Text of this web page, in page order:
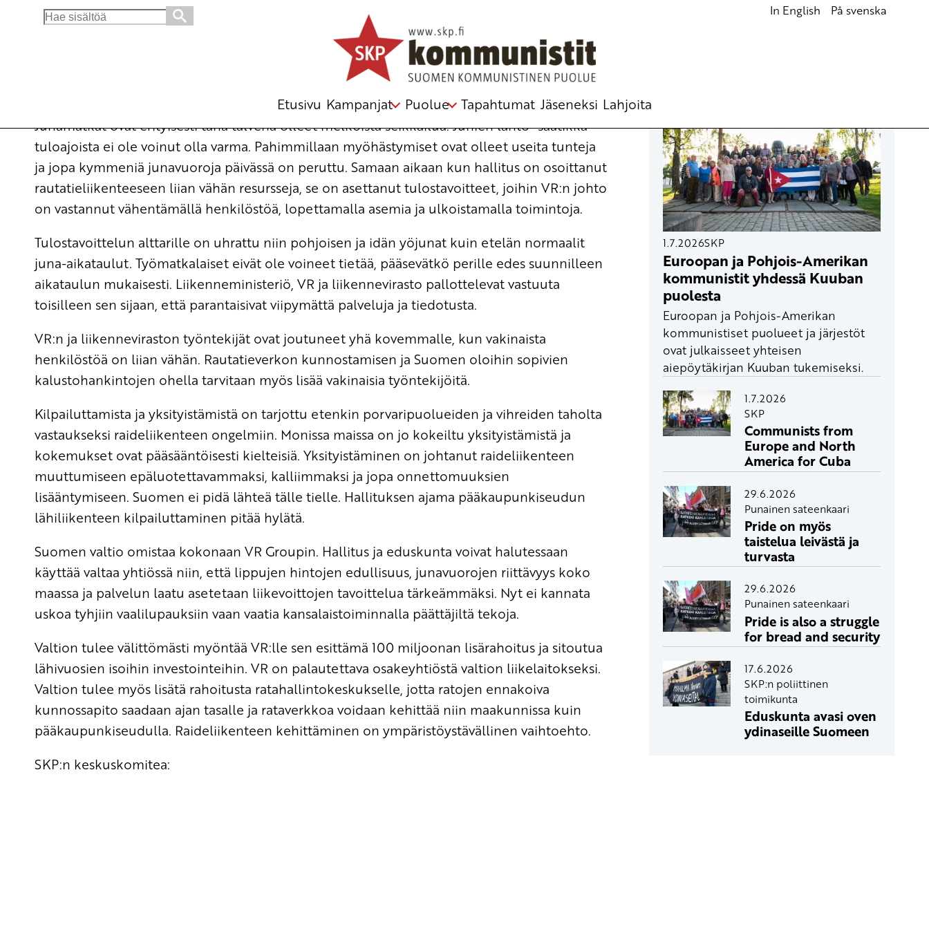
Search
In English På svenska
Etusivu Kampanjat Puolue Tapahtumat Jäseneksi Lahjoita
Junamatkat ovat erityisesti tänä talvena olleet melkoista seikkailua. Junien lähtö- saatikka
tuloajoista ei ole voinut olla varma. Pahimmillaan myöhästymiset ovat olleet useita tunteja
ja jopa kymmeniä junavuoroja päivässä on peruttu. Samaan aikaan kun hallitus on osoittanut
rautatieliikenteeseen liian vähän resursseja, se on asettanut tulostavoitteet, joihin VR:n johto
on vastannut vähentämällä henkilöstöä, lopettamalla asemia ja ulkoistamalla toimintoja.
Tulostavoittelun alttarille on uhrattu niin pohjoisen ja idän yöjunat kuin etelän normaalit
juna-aikataulut. Työmatkalaiset eivät ole voineet tietää, pääsevätkö perille edes suunnilleen
aikataulun mukaisesti. Liikenneministeriö, VR ja liikennevirasto pallottelevat vastuuta
toisilleen sen sijaan, että parantaisivat viipymättä palveluja ja tiedotusta.
VR:n ja liikenneviraston työntekijät ovat joutuneet yhä kovemmalle, kun vakinaista
henkilöstöä on liian vähän. Rautatieverkon kunnostamisen ja Suomen oloihin sopivien
kalustohankintojen ohella tarvitaan myös lisää vakinaisia työntekijöitä.
Kilpailuttamista ja yksityistämistä on tarjottu etenkin porvaripuolueiden ja vihreiden taholta
vastaukseksi raideliikenteen ongelmiin. Monissa maissa on jo kokeiltu yksityistämistä ja
kokemukset ovat pääsääntöisesti kielteisiä. Yksityistäminen on johtanut raideliikenteen
muuttumiseen epäluotettavammaksi, kalliimmaksi ja jopa onnettomuuksien
lisääntymiseen. Suomen ei pidä lähteä tälle tielle. Hallituksen ajama pääkaupunkiseudun
lähiliikenteen kilpailuttaminen pitää hylätä.
Suomen valtio omistaa kokonaan VR Groupin. Hallitus ja eduskunta voivat halutessaan
käyttää valtaa yhtiössä niin, että lippujen hintojen edullisuus, junavuorojen riittävyys koko
maassa ja palvelun laatu asetetaan liikevoittojen tavoittelua tärkeämmäksi. Nyt ei kannata
uskoa tyhjiin vaalilupauksiin vaan vaatia kansalaistoiminnalla päättäjiltä tekoja.
Valtion tulee välittömästi myöntää VR:lle sen esittämä 100 miljoonan lisärahoitus ja sitoutua
lähivuosien isoihin investointeihin. VR on palautettava osakeyhtiöstä valtion liikelaitokseksi.
Valtion tulee myös lisätä rahoitusta ratahallintokeskukselle, jotta ratojen ennakoiva
kunnossapito saadaan ajan tasalle ja rataverkkoa voidaan kehittää niin maakunnissa kuin
pääkaupunkiseudulla. Raideliikenteen kehittäminen on ympäristöystävällinen vaihtoehto.
SKP:n keskuskomitea:
1.7.2026SKP
Euroopan ja Pohjois-Amerikan
kommunistit yhdessä Kuuban
puolesta
Euroopan ja Pohjois-Amerikan
kommunistiset puolueet ja järjestöt
ovat julkaisseet yhteisen
aiepöytäkirjan Kuuban tukemiseksi.
1.7.2026
SKP
Communists from
Europe and North
America for Cuba
29.6.2026
Punainen sateenkaari
Pride on myös
taistelua leivästä ja
turvasta
29.6.2026
Punainen sateenkaari
Pride is also a struggle
for bread and security
17.6.2026
SKP:n poliittinen
toimikunta
Eduskunta avasi oven
ydinaseille Suomeen